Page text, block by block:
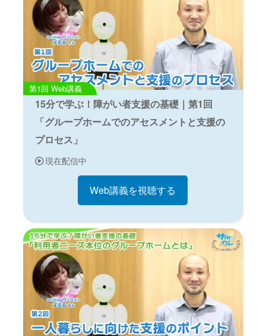
Web講義
15分で学ぶ！障がい者支援の基礎｜第1回
「グループホームでのアセスメントと支援の
プロセス」
現在配信中
Web講義を視聴する